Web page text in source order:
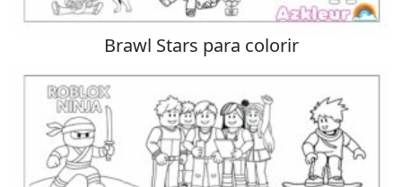
Brawl Stars para colorir